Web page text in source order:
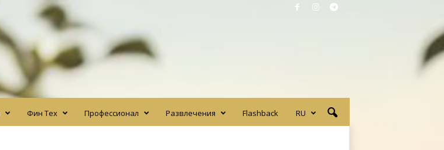
Фин Тех Профессионал Развлечения Flashback RU